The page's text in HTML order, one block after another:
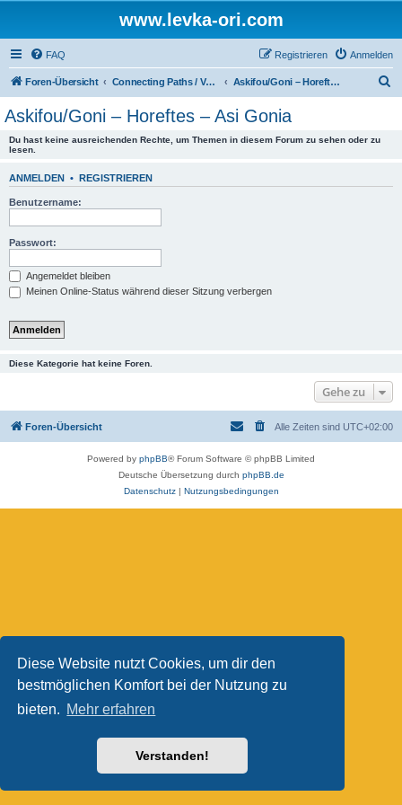
Diese Website nutzt Cookies, um dir den
bestmöglichen Komfort bei der Nutzung zu
bieten. Mehr erfahren
Verstanden!
www.levka-ori.com
FAQ Anmelden
Registrieren
Foren-Übersicht Connecting Paths / Verbindungswege Askifou/Goni – Horeftes – Asi Gonia
Askifou/Goni – Horeftes – Asi Gonia
Du hast keine ausreichenden Rechte, um Themen in diesem Forum zu sehen oder zu
lesen.
ANMELDEN • REGISTRIEREN
Benutzername:
Passwort:
Angemeldet bleiben
Meinen Online-Status während dieser Sitzung verbergen
Diese Kategorie hat keine Foren.
Gehe zu
Foren-Übersicht Alle Zeiten sind UTC+02:00
Powered by phpBB® Forum Software © phpBB Limited
Deutsche Übersetzung durch phpBB.de
Datenschutz| Nutzungsbedingungen